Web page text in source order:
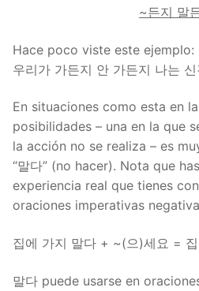
~든지 말
Hace poco viste este ejemplo:
우리가 가든지 안 가든지 나는
En situaciones como esta en
posibilidades – una en la que
la acción no se realiza – es
“말다” (no hacer). Nota que
experiencia real que tienes
oraciones imperativas
집에 가지 말다 + ~(으)세요 =
말다 puede usarse en